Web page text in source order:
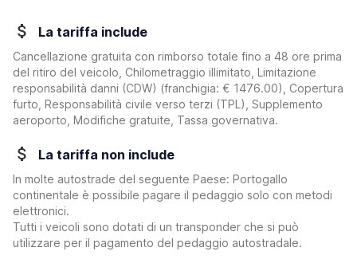
La tariffa include
Cancellazione gratuita con rimborso totale fino a 48 ore prima
del ritiro del veicolo, Chilometraggio illimitato, Limitazione
responsabilità danni (CDW) (franchigia: € 1476.00)
, Copertura
furto, Responsabilità civile verso terzi (TPL), Supplemento
aeroporto, Modifiche gratuite, Tassa governativa.
La tariffa non include
In molte autostrade del seguente Paese: Portogallo
continentale è possibile pagare il pedaggio solo con metodi
elettronici.
Tutti i veicoli sono dotati di un transponder che si può
utilizzare per il pagamento del pedaggio autostradale.